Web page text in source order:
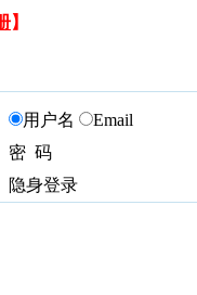
】
用户名
Email
密 码
隐身登录